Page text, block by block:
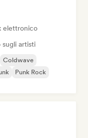
elettronico
artisti
Coldwave
Punk Rock